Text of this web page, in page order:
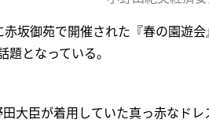
赤坂御苑で開催された『春の園遊
題となっている。
田大臣が着用していた真っ赤なド